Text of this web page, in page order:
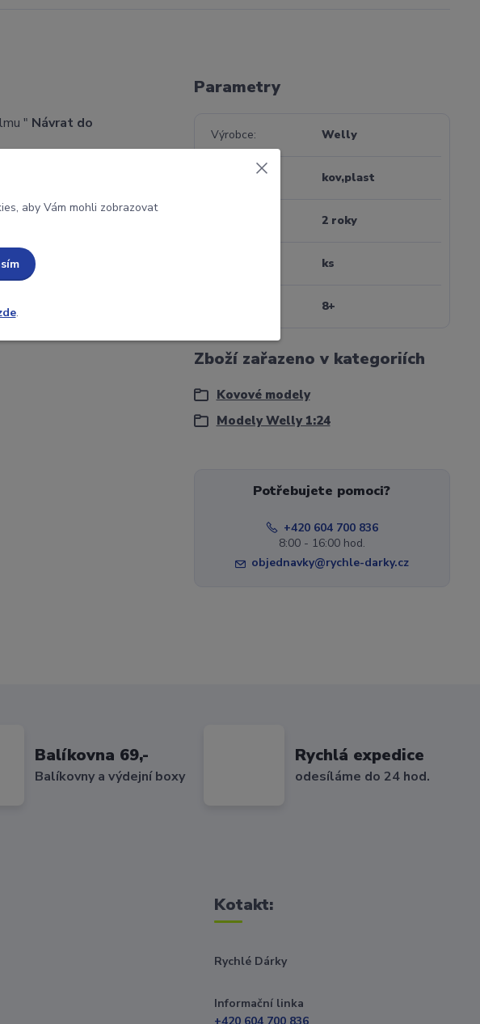
" Návrat do
Parametry
Výrobce Welly
kov,plast
2 roky
ks
8+
Zboží zařazeno v kategoriích
Kovové modely
Modely Welly 1:24
Potřebujete pomoci?
+420 604 700 836
8:00 - 16:00 hod.
objednavky@rychle-darky.cz
Balíkovna 69,-
Balíkovny a výdejní boxy
Rychlá expedice
odesíláme do 24 hod.
Kotakt:
Rychlé Dárky
Informační linka
+420 604 700 836
aby Vám mohli zobrazovat
.